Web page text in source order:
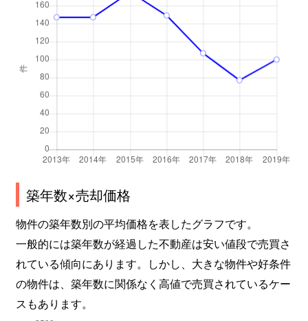
築年数×売却価格
物件の築年数別の平均価格を表したグラフです。
一般的には築年数が経過した不動産は安い値段で売買さ
れている傾向にあります。しかし、大きな物件や好条件
の物件は、築年数に関係なく高値で売買されているケー
スもあります。